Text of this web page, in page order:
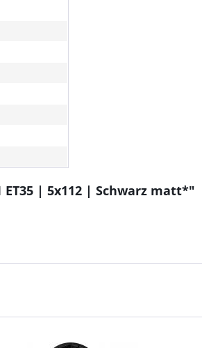
ET35 | 5x112 | Schwarz matt*"